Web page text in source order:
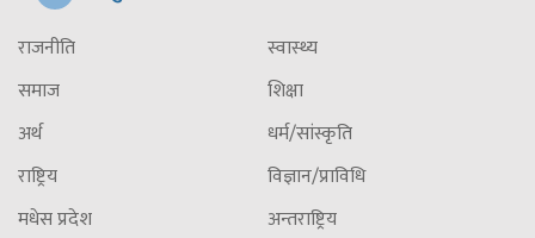
राजनीति
समाज
अर्थ
राष्ट्रिय
मधेस प्रदेश
स्वास्थ्य
शिक्षा
धर्म/सांस्कृति
विज्ञान/प्राविधि
अन्तराष्ट्रिय